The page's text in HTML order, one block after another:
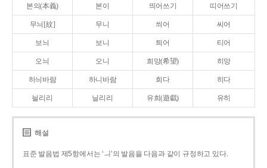
본의(本義) 본이 띄어쓰기 띠어쓰기
무늬[紋] 무니 씌어 씨어
보늬 보니 틔어 티어
오늬 오니 희망(希望) 히망
하늬바람 하니바람 희다 히다
늴리리 닐리리 유희(遊戱) 유히
해설
표준 발음법 제5항에서는 ‘ㅢ’의 발음을 다음과 같이 규정하고 있다.